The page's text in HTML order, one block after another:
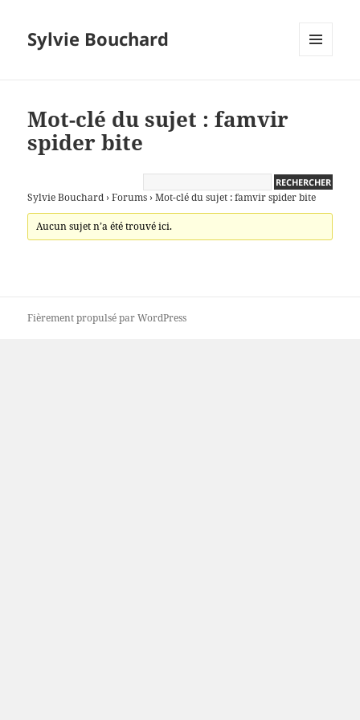
Sylvie Bouchard
Mot-clé du sujet : famvir
spider bite
Sylvie Bouchard › Forums › Mot-clé du sujet : famvir spider bite
Aucun sujet n’a été trouvé ici.
Fièrement propulsé par WordPress